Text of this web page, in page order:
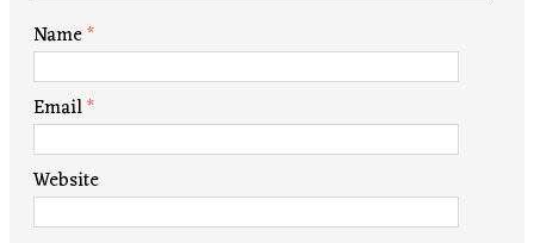
Name*
Email*
Website